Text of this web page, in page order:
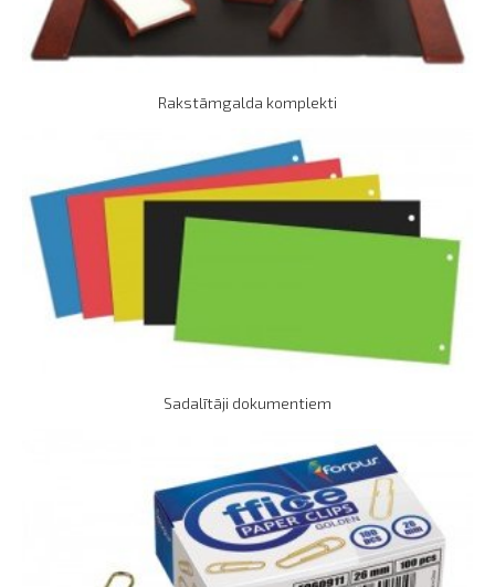
Rakstāmgalda komplekti
Sadalītāji dokumentiem